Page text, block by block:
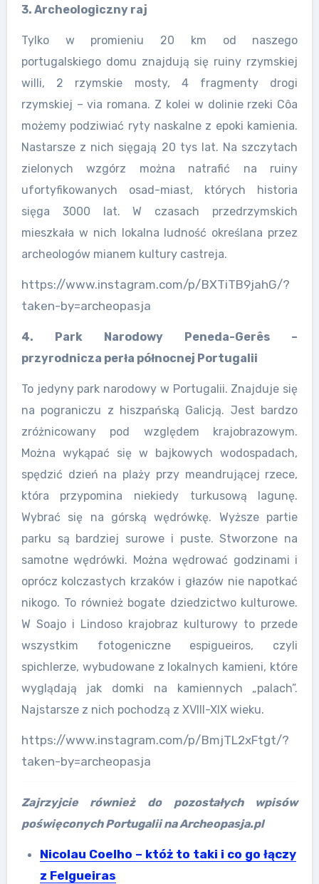
3. Archeologiczny raj
Tylko w promieniu 20 km od naszego
portugalskiego domu znajdują się ruiny rzymskiej
willi, 2 rzymskie mosty, 4 fragmenty drogi
rzymskiej – via romana. Z kolei w dolinie rzeki Côa
możemy podziwiać ryty naskalne z epoki kamienia.
Nastarsze z nich sięgają 20 tys lat. Na szczytach
zielonych wzgórz można natrafić na ruiny
ufortyfikowanych osad-miast, których historia
sięga 3000 lat. W czasach przedrzymskich
mieszkała w nich lokalna ludność określana przez
archeologów mianem kultury castreja.
https://www.instagram.com/p/BXTiTB9jahG/?
taken-by=archeopasja
4. Park Narodowy Peneda-Gerês –
przyrodnicza perła północnej Portugalii
To jedyny park narodowy w Portugalii. Znajduje się
na pograniczu z hiszpańską Galicją. Jest bardzo
zróżnicowany pod względem krajobrazowym.
Można wykąpać się w bajkowych wodospadach,
spędzić dzień na plaży przy meandrującej rzece,
która przypomina niekiedy turkusową lagunę.
Wybrać się na górską wędrówkę. Wyższe partie
parku są bardziej surowe i puste. Stworzone na
samotne wędrówki. Można wędrować godzinami i
oprócz kolczastych krzaków i głazów nie napotkać
nikogo. To również bogate dziedzictwo kulturowe.
W Soajo i Lindoso krajobraz kulturowy to przede
wszystkim fotogeniczne espigueiros, czyli
spichlerze, wybudowane z lokalnych kamieni, które
wyglądają jak domki na kamiennych „palach”.
Najstarsze z nich pochodzą z XVIII-XIX wieku.
https://www.instagram.com/p/BmjTL2xFtgt/?
taken-by=archeopasja
Zajrzyjcie również do pozostałych wpisów
poświęconych Portugalii na Archeopasja.pl
Nicolau Coelho – któż to taki i co go łączy
z Felgueiras